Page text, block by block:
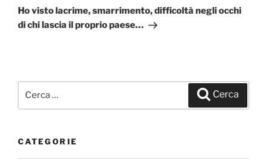
successivo
Ho visto lacrime, smarrimento, difficoltà negli occhi
di chi lascia il proprio paese…
Cerca:
Cerca
CATEGORIE